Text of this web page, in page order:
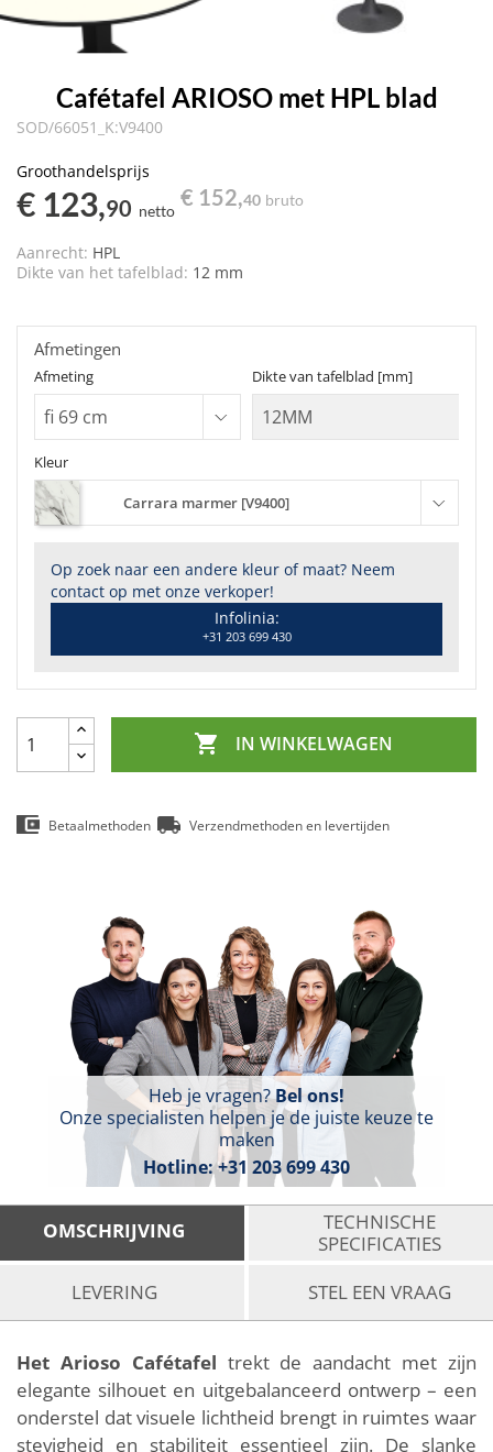
Cafétafel ARIOSO met HPL blad
SOD/66051_K:V9400
Groothandelsprijs
€ 123,90 netto
€ 152,40 bruto
Aanrecht: HPL
Dikte van het tafelblad: 12 mm
Kleur
Carrara marmer [V9400]
Op zoek naar een andere kleur of maat? Neem
contact op met onze verkoper!
Infolinia:
+31 203 699 430
Afmeting Dikte van tafelblad [mm]
Afmetingen
 IN WINKELWAGEN
Betaalmethoden Verzendmethoden en levertijden
Heb je vragen?Bel ons!
Onze specialisten helpen je de juiste keuze te
maken
Hotline:+31 203 699 430
OMSCHRIJVING
TECHNISCHE
SPECIFICATIES
LEVERING
STEL EEN VRAAG
Het Arioso Cafétafel trekt de aandacht met zijn
elegante silhouet en uitgebalanceerd ontwerp – een
onderstel dat visuele lichtheid brengt in ruimtes waar
stevigheid en stabiliteit essentieel zijn. De slanke